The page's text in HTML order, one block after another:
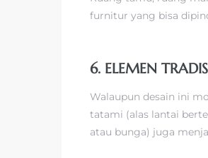
furnitur yang bisa
6. ELEMEN
Walaupun desain ini
tatami (alas lantai
atau bunga) juga